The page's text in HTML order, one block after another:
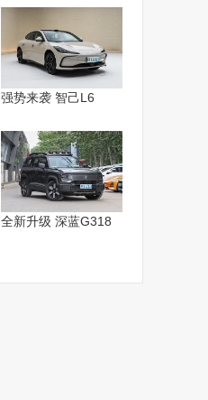
强势来袭 智己L6
全新升级 深蓝G318